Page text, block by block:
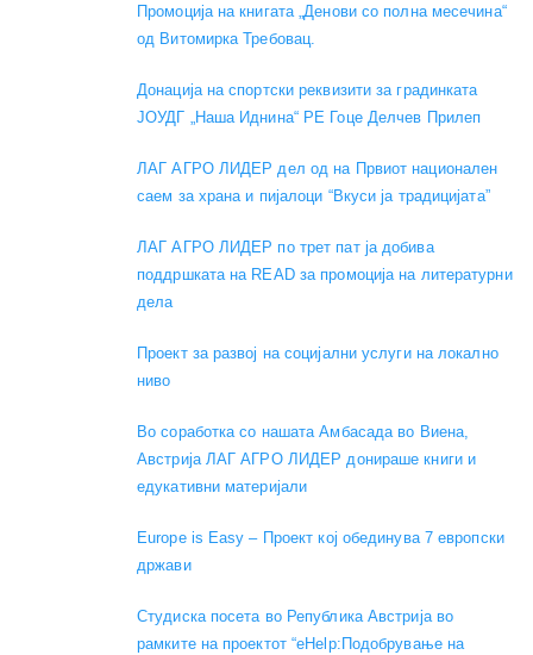
Промоција на книгата „Денови со полна месечина“
од Витомирка Требовац.
Донација на спортски реквизити за градинката
ЈОУДГ „Наша Иднина“ РЕ Гоце Делчев Прилеп
ЛАГ АГРО ЛИДЕР дел од на Првиот национален
саем за храна и пијалоци “Вкуси ја традицијата”
ЛАГ АГРО ЛИДЕР по трет пат ја добива
поддршката на READ за промоција на литературни
дела
Проект за развој на социјални услуги на локално
ниво
Во соработка со нашата Амбасада во Виена,
Австрија ЛАГ АГРО ЛИДЕР донираше книги и
едукативни материјали
Europe is Easy – Проект кој обединува 7 европски
држави
Студиска посета во Република Австрија во
рамките на проектот “eHelp:Подобрување на